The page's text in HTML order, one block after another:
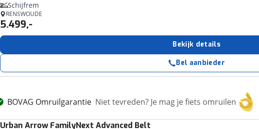
Schijfrem
RENSWOUDE
5.499,-
Bekijk details
Bel aanbieder
BOVAG Omruilgarantie Niet tevreden? Je mag je fiets omruilen
Urban Arrow FamilyNext Advanced Belt